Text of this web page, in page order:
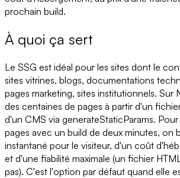
prochain build.
À quoi ça sert
Le SSG est idéal pour les sites dont le
sites vitrines, blogs, documentations
pages marketing, sites institutionnels. Sur
des centaines de pages à partir d'un
d'un CMS via generateStaticParams.
pages avec un build de deux minutes, on
instantané pour le visiteur, d'un coût
et d'une fiabilité maximale (un fichier
pas). C'est l'option par défaut quand elle